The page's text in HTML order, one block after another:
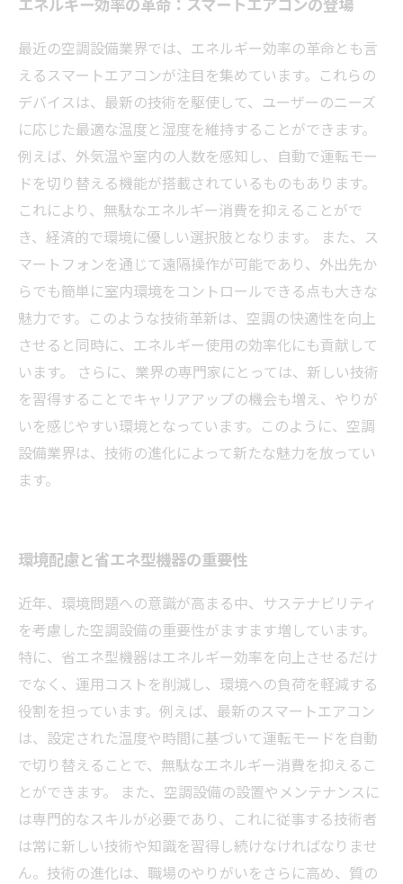
エネルギー効率の革命：スマートエアコンの登場
最近の空調設備業界では、エネルギー効率の革命とも言
えるスマートエアコンが注目を集めています。これらの
デバイスは、最新の技術を駆使して、ユーザーのニーズ
に応じた最適な温度と湿度を維持することができます。
例えば、外気温や室内の人数を感知し、自動で運転モー
ドを切り替える機能が搭載されているものもあります。
これにより、無駄なエネルギー消費を抑えることがで
き、経済的で環境に優しい選択肢となります。 また、ス
マートフォンを通じて遠隔操作が可能であり、外出先か
らでも簡単に室内環境をコントロールできる点も大きな
魅力です。このような技術革新は、空調の快適性を向上
させると同時に、エネルギー使用の効率化にも貢献して
います。 さらに、業界の専門家にとっては、新しい技術
を習得することでキャリアアップの機会も増え、やりが
いを感じやすい環境となっています。このように、空調
設備業界は、技術の進化によって新たな魅力を放ってい
ます。
環境配慮と省エネ型機器の重要性
近年、環境問題への意識が高まる中、サステナビリティ
を考慮した空調設備の重要性がますます増しています。
特に、省エネ型機器はエネルギー効率を向上させるだけ
でなく、運用コストを削減し、環境への負荷を軽減する
役割を担っています。例えば、最新のスマートエアコン
は、設定された温度や時間に基づいて運転モードを自動
で切り替えることで、無駄なエネルギー消費を抑えるこ
とができます。 また、空調設備の設置やメンテナンスに
は専門的なスキルが必要であり、これに従事する技術者
は常に新しい技術や知識を習得し続けなければなりませ
ん。技術の進化は、職場のやりがいをさらに高め、質の